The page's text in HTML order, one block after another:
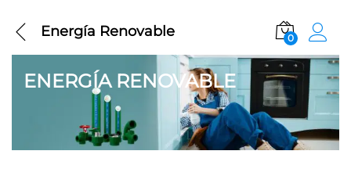
Energía Renovable 0
ENERGÍA RENOVABLE